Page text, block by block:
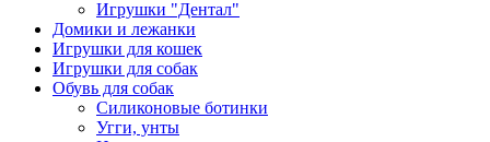
Игрушки "Дентал"
Домики и лежанки
Игрушки для кошек
Игрушки для собак
Обувь для собак
Силиконовые ботинки
Угги, унты